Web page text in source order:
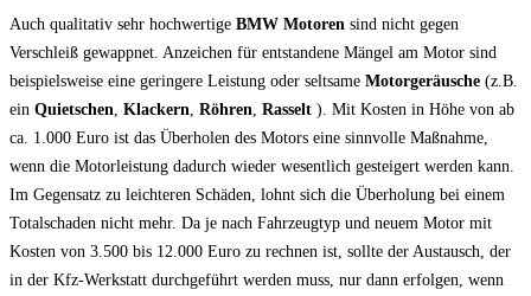
Auch qualitativ sehr hochwertige BMW Motoren sind nicht gegen
Verschleiß gewappnet. Anzeichen für entstandene Mängel am Motor sind
beispielsweise eine geringere Leistung oder seltsame Motorgeräusche (z.B.
ein Quietschen Klackern Röhren Rasselt ). Mit Kosten in Höhe von ab
ca. 1.000 Euro ist das Überholen des Motors eine sinnvolle Maßnahme,
wenn die Motorleistung dadurch wieder wesentlich gesteigert werden kann.
Im Gegensatz zu leichteren Schäden, lohnt sich die Überholung bei einem
Totalschaden nicht mehr. Da je nach Fahrzeugtyp und neuem Motor mit
Kosten von 3.500 bis 12.000 Euro zu rechnen ist, sollte der Austausch, der
in der Kfz-Werkstatt durchgeführt werden muss, nur dann erfolgen, wenn